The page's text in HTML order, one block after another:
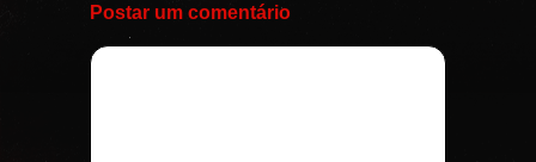
Postar um comentário